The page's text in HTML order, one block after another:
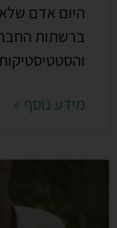
היום אדם
ברשתות
מידע נוסף »